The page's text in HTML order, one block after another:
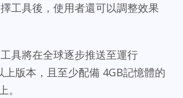
工具後，使用者還可以調整效果
具將在全球逐步推送至運行
版本，且至少配備 4GB記憶體的